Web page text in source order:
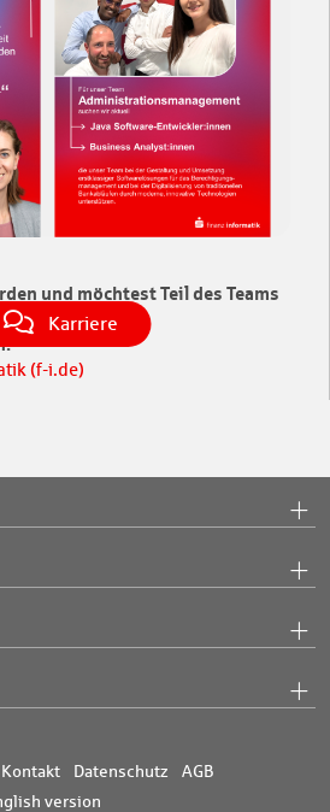
Karriere
und möchtest Teil des Teams
(f-i.de)
Kontakt Datenschutz
AGB
version